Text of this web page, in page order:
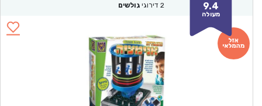
9.4
מעולה
2 דירוגי גולשים